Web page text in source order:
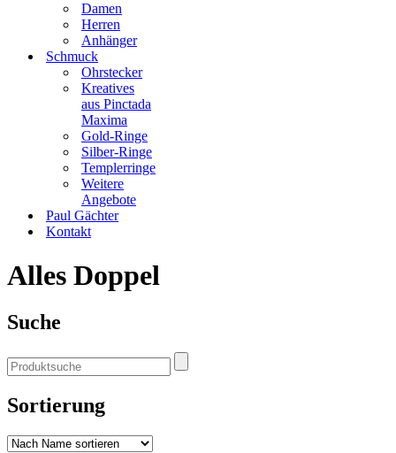
Damen
Herren
Anhänger
Schmuck
Ohrstecker
Kreatives
aus Pinctada
Maxima
Gold-Ringe
Silber-Ringe
Templerringe
Weitere
Angebote
Paul Gächter
Kontakt
Alles Doppel
Suche
Sortierung